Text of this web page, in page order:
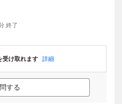
終了
受け取れます 詳細
する